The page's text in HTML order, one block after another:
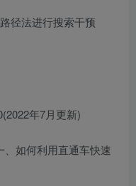
径法进行搜索干预
年7月更新)
如何利用直通车快速